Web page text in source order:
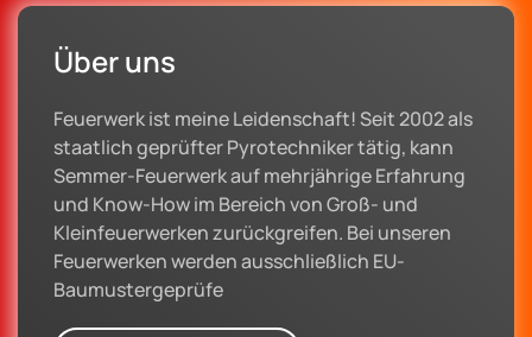
Über uns
Feuerwerk ist meine Leidenschaft! Seit 2002 als
staatlich geprüfter Pyrotechniker tätig, kann
Semmer-Feuerwerk auf mehrjährige Erfahrung
und Know-How im Bereich von Groß- und
Kleinfeuerwerken zurückgreifen. Bei unseren
Feuerwerken werden ausschließlich EU-
Baumustergeprüfe